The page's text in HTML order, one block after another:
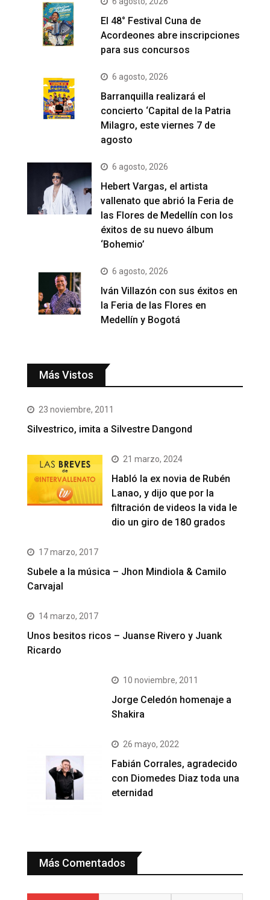
El 48° Festival Cuna de
Acordeones abre inscripciones
para sus concursos
6 agosto, 2026
Barranquilla realizará el
concierto ‘Capital de la Patria
Milagro, este viernes 7 de
agosto
6 agosto, 2026
Hebert Vargas, el artista
vallenato que abrió la Feria de
las Flores de Medellín con los
éxitos de su nuevo álbum
‘Bohemio’
6 agosto, 2026
Iván Villazón con sus éxitos en
la Feria de las Flores en
Medellín y Bogotá
Más Vistos
23 noviembre, 2011
Silvestrico, imita a Silvestre Dangond
21 marzo, 2024
Habló la ex novia de Rubén
Lanao, y dijo que por la
filtración de videos la vida le
dio un giro de 180 grados
17 marzo, 2017
Subele a la música – Jhon Mindiola & Camilo
Carvajal
14 marzo, 2017
Unos besitos ricos – Juanse Rivero y Juank
Ricardo
10 noviembre, 2011
Jorge Celedón homenaje a
Shakira
26 mayo, 2022
Fabián Corrales, agradecido
con Diomedes Diaz toda una
eternidad
Más Comentados